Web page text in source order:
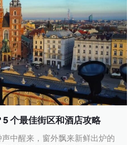
个最佳街区和酒店攻略
中醒来，窗外飘来新鲜出炉的